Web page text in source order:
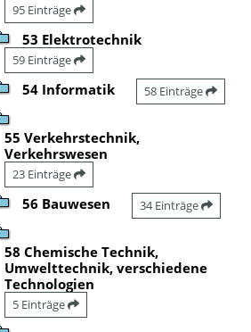
95 Einträge
53 Elektrotechnik
59 Einträge
54 Informatik 58 Einträge
55 Verkehrstechnik,
Verkehrswesen
23 Einträge
56 Bauwesen 34 Einträge
58 Chemische Technik,
Umwelttechnik, verschiedene
Technologien
5 Einträge